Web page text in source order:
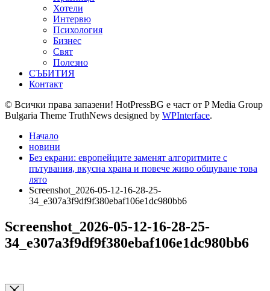
Хотели
Интервю
Психология
Бизнес
Свят
Полезно
СЪБИТИЯ
Контакт
© Всички права запазени! HotPressBG е част от P Media Group
Bulgaria Theme TruthNews designed by WPInterface.
Начало
новини
Без екрани: европейците заменят алгоритмите с
пътувания, вкусна храна и повече живо общуване това
лято
Screenshot_2026-05-12-16-28-25-
34_e307a3f9df9f380ebaf106e1dc980bb6
Screenshot_2026-05-12-16-28-25-
34_e307a3f9df9f380ebaf106e1dc980bb6